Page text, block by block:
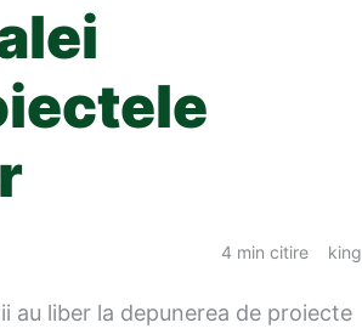
4 min citire king
au liber la depunerea de proiecte